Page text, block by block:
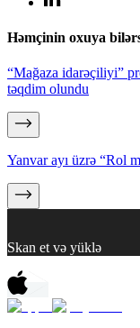
Həmçinin oxuya
“Mağaza idarəçiliyi”
təqdim olundu
Yanvar ayı üzrə “Rol
Skan et və yüklə